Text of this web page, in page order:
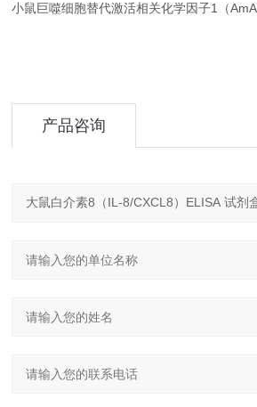
小鼠巨噬细胞替代激活相关化学因子1（
产品咨询